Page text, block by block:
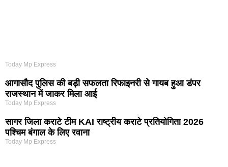
Today Mp Express
आगासौद पुलिस की बड़ी सफलता रिफाइनरी से गायब हुआ डंपर
राजस्थान में जाकर मिला आई
Today Mp Express
सागर जिला कराटे टीम KAI राष्ट्रीय कराटे प्रतियोगिता 2026
पश्चिम बंगाल के लिए रवाना
Today Mp Express